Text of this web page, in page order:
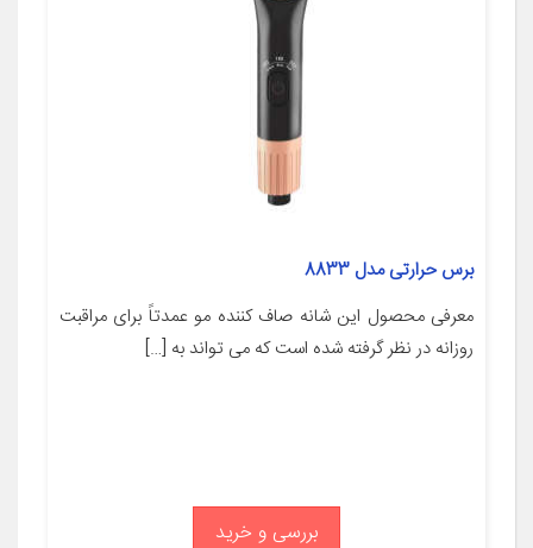
برس حرارتی مدل 8833
معرفی محصول این شانه صاف کننده مو عمدتاً برای مراقبت
روزانه در نظر گرفته شده است که می تواند به […]
بررسی و خرید